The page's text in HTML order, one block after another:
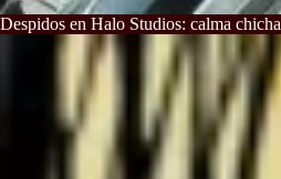
Despidos en Halo Studios: calma chicha